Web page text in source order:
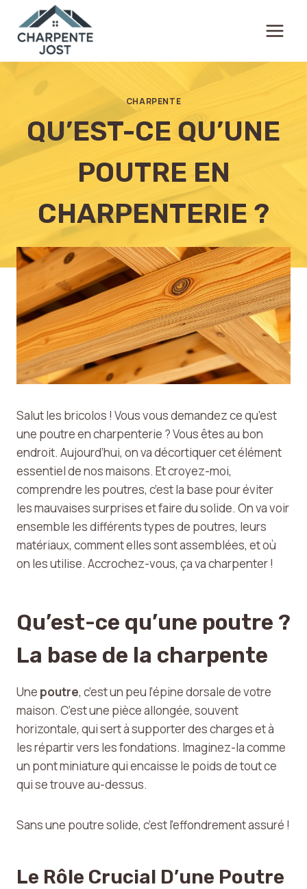
contenu
CHARPENTE
QU’EST-CE QU’UNE
POUTRE EN
CHARPENTERIE ?
Salut les bricolos ! Vous vous demandez ce qu’est
une poutre en charpenterie ? Vous êtes au bon
endroit. Aujourd’hui, on va décortiquer cet élément
essentiel de nos maisons. Et croyez-moi,
comprendre les poutres, c’est la base pour éviter
les mauvaises surprises et faire du solide. On va voir
ensemble les différents types de poutres, leurs
matériaux, comment elles sont assemblées, et où
on les utilise. Accrochez-vous, ça va charpenter !
Qu’est-ce qu’une poutre ?
La base de la charpente
Une poutre, c’est un peu l’épine dorsale de votre
maison. C’est une pièce allongée, souvent
horizontale, qui sert à supporter des charges et à
les répartir vers les fondations. Imaginez-la comme
un pont miniature qui encaisse le poids de tout ce
qui se trouve au-dessus.
Sans une poutre solide, c’est l’effondrement assuré !
Le Rôle Crucial D’une Poutre